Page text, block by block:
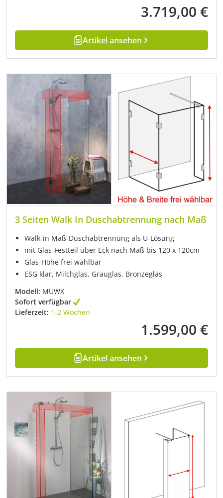
Regulärer Preis:
3.719,00 €
Artikel ansehen
3 Seiten Walk In Duschabtrennung nach Maß
Walk-in Maß-Duschabtrennung als U-Lösung
mit Glas-Festteil über Eck nach Maß bis 120 x 120cm
Glas-Höhe frei wählbar
ESG klar, Milchglas, Grauglas, Bronzeglas
Modell: MUWX
Sofort verfügbar
Lieferzeit: 1-2 Wochen
Regulärer Preis:
1.599,00 €
Artikel ansehen